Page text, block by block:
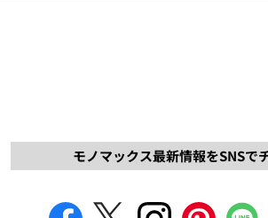
モノマックス最新情報をSNSで